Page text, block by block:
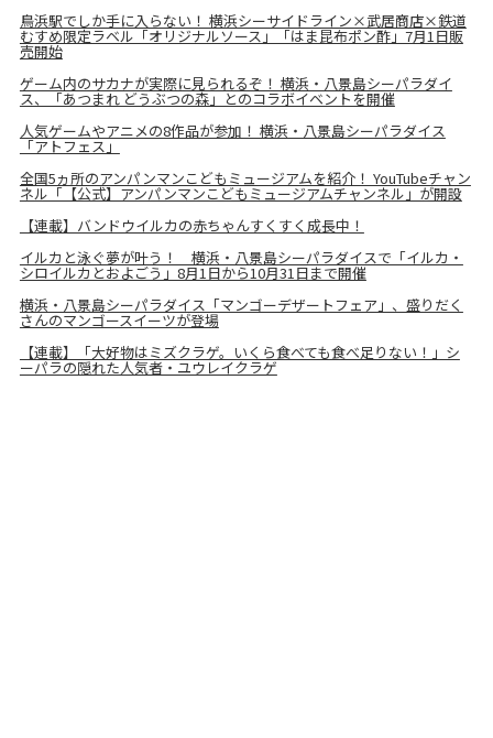
鳥浜駅でしか手に入らない！ 横浜シーサイドライン×武居商店×鉄道
むすめ限定ラベル「オリジナルソース」「はま昆布ポン酢」7月1日販
売開始
ゲーム内のサカナが実際に見られるぞ！ 横浜・八景島シーパラダイ
ス、「あつまれ どうぶつの森」とのコラボイベントを開催
人気ゲームやアニメの8作品が参加！ 横浜・八景島シーパラダイス
「アトフェス」
全国5ヵ所のアンパンマンこどもミュージアムを紹介！ YouTubeチャン
ネル「【公式】アンパンマンこどもミュージアムチャンネル」が開設
【連載】バンドウイルカの赤ちゃんすくすく成長中！
イルカと泳ぐ夢が叶う！ 横浜・八景島シーパラダイスで「イルカ・
シロイルカとおよごう」8月1日から10月31日まで開催
横浜・八景島シーパラダイス「マンゴーデザートフェア」、盛りだく
さんのマンゴースイーツが登場
【連載】「大好物はミズクラゲ。いくら食べても食べ足りない！」シ
ーパラの隠れた人気者・ユウレイクラゲ